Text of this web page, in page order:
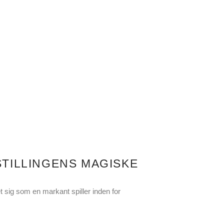
MAGISKE
sig som en markant spiller inden for